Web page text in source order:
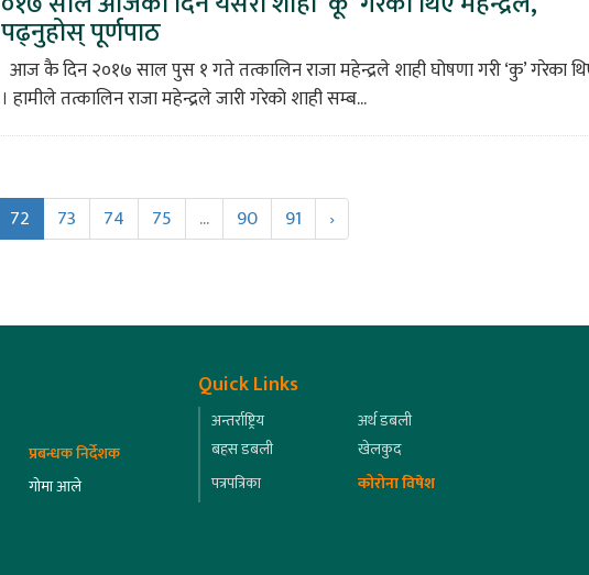
पढ्नुहोस् पूर्णपाठ
आज कै दिन २०१७ साल पुस १ गते तत्कालिन राजा महेन्द्रले शाही घोषणा गरी ‘कु’ गरेका
। हामीले तत्कालिन राजा महेन्द्रले जारी गरेको शाही सम्ब...
72 73 74 75 ... 90 91 ›
प्रबन्धक निर्देशक
गोमा आले
Quick Links
अन्तर्राष्ट्रिय
अर्थ डबली
बहस डबली
खेलकुद
पत्रपत्रिका
कोरोना विषेश